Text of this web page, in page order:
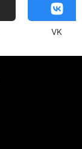
VK